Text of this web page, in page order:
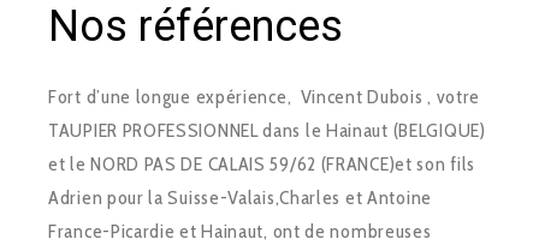
Nos références
Fort d’une longue expérience, Vincent Dubois , votre
TAUPIER PROFESSIONNEL dans le Hainaut (BELGIQUE)
et le NORD PAS DE CALAIS 59/62 (FRANCE)et son fils
Adrien pour la Suisse-Valais,Charles et Antoine
France-Picardie et Hainaut, ont de nombreuses